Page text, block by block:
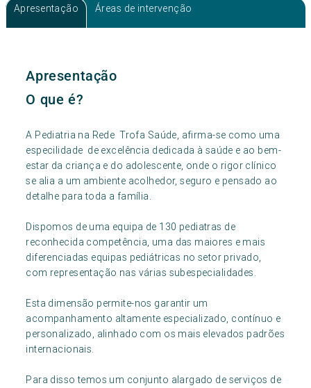
Apresentação Áreas de intervenção
Apresentação
O que é?
A Pediatria na Rede Trofa Saúde, afirma-se como uma
especilidade de excelência dedicada à saúde e ao bem-
estar da criança e do adolescente, onde o rigor clínico
se alia a um ambiente acolhedor, seguro e pensado ao
detalhe para toda a família.
Dispomos de uma equipa de 130 pediatras de
reconhecida competência, uma das maiores e mais
diferenciadas equipas pediátricas no setor privado,
com representação nas várias subespecialidades.
Esta dimensão permite-nos garantir um
acompanhamento altamente especializado, contínuo e
personalizado, alinhado com os mais elevados padrões
internacionais.
Para disso temos um conjunto alargado de serviços de